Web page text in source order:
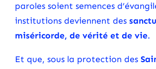
paroles soient semences
institutions deviennent des
miséricorde, de vérité et de vie.
Et que, sous la protection des